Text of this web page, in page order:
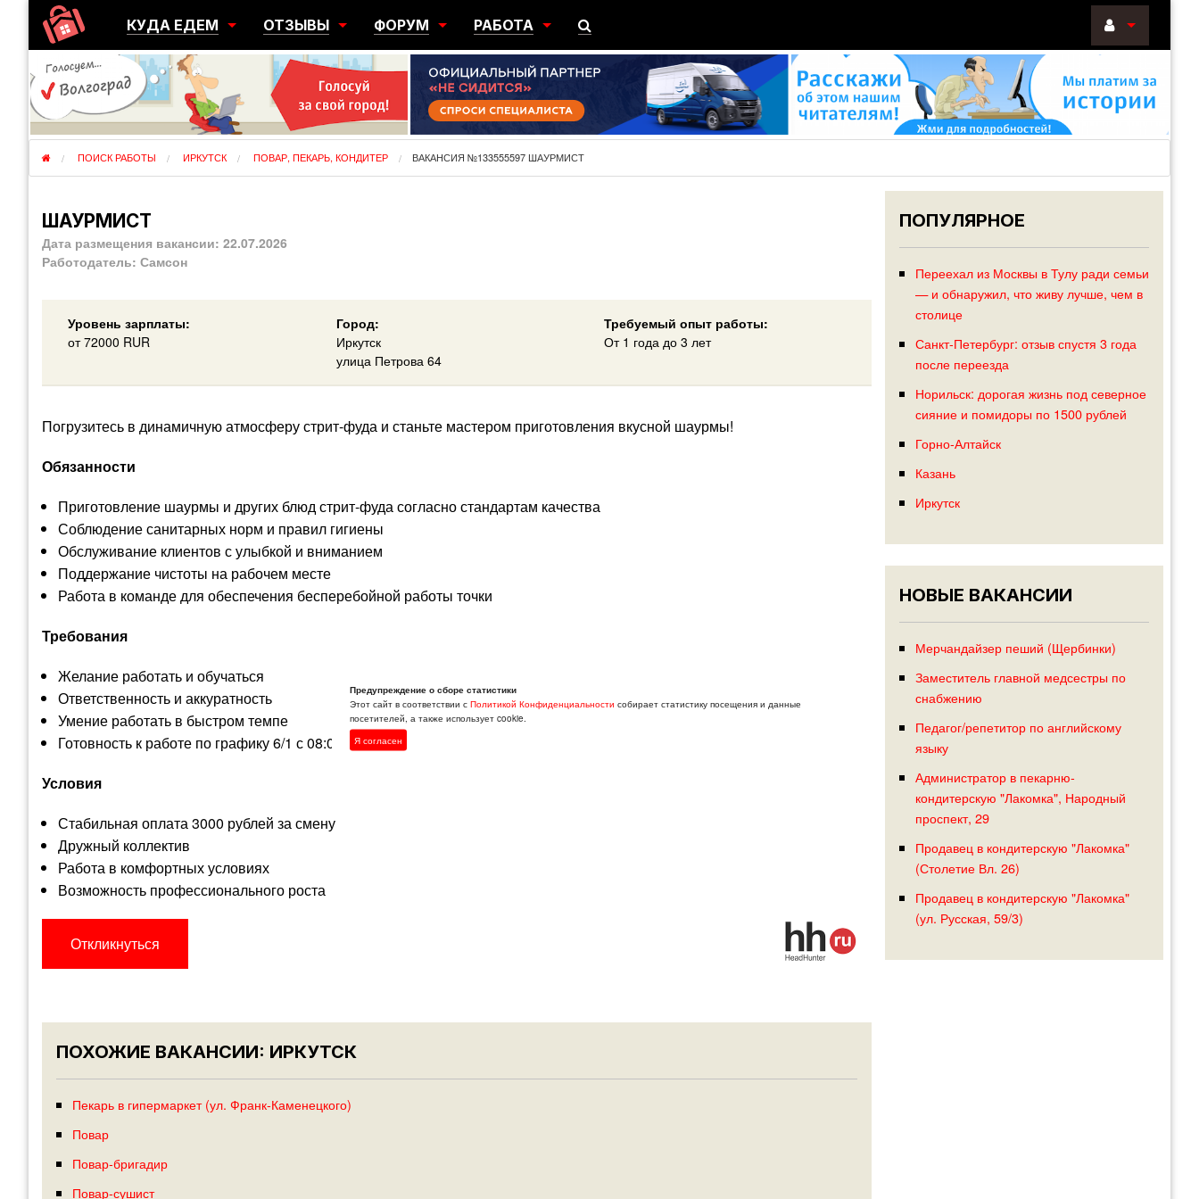
КУДА ЕДЕМ
ГОРОДА
РЕГИОНЫ
ОТЗЫВЫ
ПЕРЕЕЗДЫ
ЭМИГРАЦИЯ
ФОРУМ
ЮЖНЫЙ
РАБОТА
ПОИСК РАБОТЫ
РАЗМЕСТИТЬ ВАКАНСИЮ
Войти
ПОИСК РАБОТЫ ИРКУТСК ПОВАР, ПЕКАРЬ, КОНДИТЕР ВАКАНСИЯ №133555597 ШАУРМИСТ
ШАУРМИСТ
Дата размещения вакансии: 22.07.2026
Работодатель: Самсон
Уровень зарплаты:
от72000 RUR
Город:
Иркутск
улица Петрова 64
Требуемый опыт работы:
От 1 года до 3 лет
Погрузитесь в динамичную атмосферу стрит-фуда и станьте мастером приготовления вкусной шаурмы!
Обязанности
Приготовление шаурмы и других блюд стрит-фуда согласно стандартам качества
Соблюдение санитарных норм и правил гигиены
Обслуживание клиентов с улыбкой и вниманием
Поддержание чистоты на рабочем месте
Работа в команде для обеспечения бесперебойной работы точки
Требования
Желание работать и обучаться
Ответственность и аккуратность
Умение работать в быстром темпе
Готовность к работе по графику 6/1 с 08:00 до 20:00
Условия
Стабильная оплата 3000 рублей за смену
Дружный коллектив
Работа в комфортных условиях
Возможность профессионального роста
Откликнуться
ПОХОЖИЕ ВАКАНСИИ: ИРКУТСК
Пекарь в гипермаркет (ул. Франк-Каменецкого)
Повар
Повар-бригадир
Повар-сушист
ПОПУЛЯРНОЕ
Переехал из Москвы в Тулу ради семьи
— и обнаружил, что живу лучше, чем в
столице
Санкт-Петербург: отзыв спустя 3 года
после переезда
Норильск: дорогая жизнь под северное
сияние и помидоры по 1500 рублей
Горно-Алтайск
Казань
Иркутск
НОВЫЕ ВАКАНСИИ
Мерчандайзер пеший (Щербинки)
Заместитель главной медсестры по
снабжению
Педагог/репетитор по английскому
языку
Администратор в пекарню-
кондитерскую "Лакомка", Народный
проспект, 29
Продавец в кондитерскую "Лакомка"
(Столетие Вл. 26)
Продавец в кондитерскую "Лакомка"
(ул. Русская, 59/3)
Предупреждение о сборе статистики
Этот сайт в соответствии с Политикой Конфиденциальности собирает статистику посещения и данные
посетителей, а также использует cookie.
Я согласен